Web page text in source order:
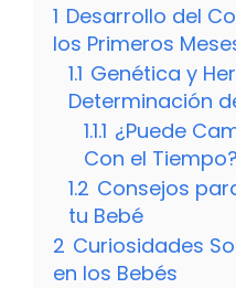
1 Desarrollo del
los Primeros
1.1 Genética y
Determinación
1.1.1 ¿Puede
Con el Tiempo?
1.2 Consejos
tu Bebé
2 Curiosidades
en los Bebés